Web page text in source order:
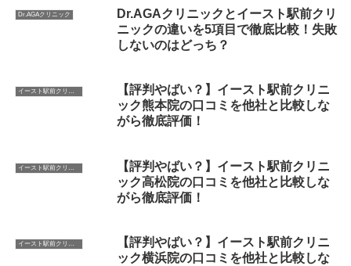
Dr.AGAクリニック
Dr.AGAクリニックとイースト駅前クリ
ニックの違いを5項目で徹底比較！失敗
しないのはどっち？
イースト駅前クリニック
【評判やばい？】イースト駅前クリニ
ック熊本院の口コミを他社と比較しな
がら徹底評価！
【評判やばい？】イースト駅前クリニ
ック高松院の口コミを他社と比較しな
がら徹底評価！
イースト駅前クリニック
【評判やばい？】イースト駅前クリニ
ック横浜院の口コミを他社と比較しな